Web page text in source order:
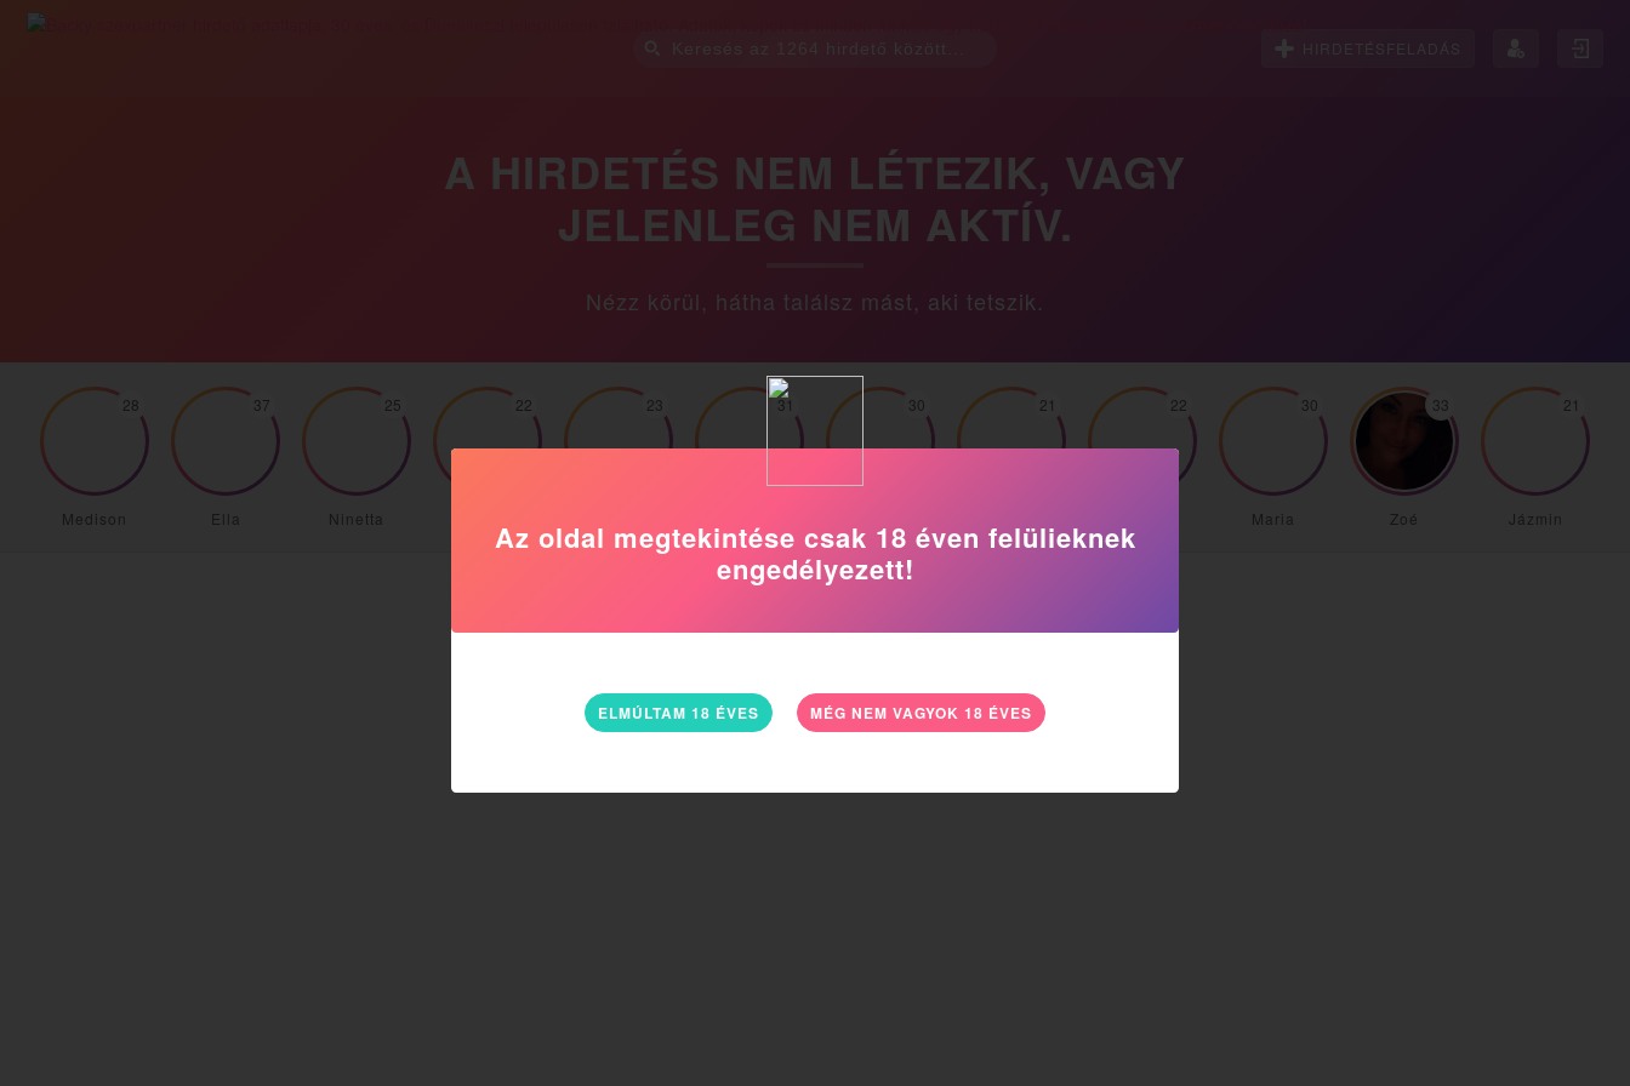
HIRDETÉSFELADÁS
A HIRDETÉS NEM LÉTEZIK, VAGY
JELENLEG NEM AKTÍV.
Nézz körül, hátha találsz mást, aki tetszik.
Medison
28
Ella
37
Ninetta
25 22 23 31 30 21 22
Maria
30
Zoé
33
Jázmin
21
Az oldal megtekintése csak 18 éven felülieknek
engedélyezett!
ELMÚLTAM 18 ÉVES MÉG NEM VAGYOK 18 ÉVES